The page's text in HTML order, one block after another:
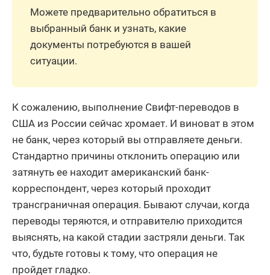
Можете предварительно обратиться в
выбранный банк и узнать, какие
документы потребуются в вашей
ситуации.
К сожалению, выполнение Свифт-переводов в
США из России сейчас хромает. И виноват в этом
не банк, через который вы отправляете деньги.
Стандартно причины отклонить операцию или
затянуть ее находит американский банк-
корреспондент, через который проходит
трансграничная операция. Бывают случаи, когда
переводы теряются, и отправителю приходится
выяснять, на какой стадии застряли деньги. Так
что, будьте готовы к тому, что операция не
пройдет гладко.